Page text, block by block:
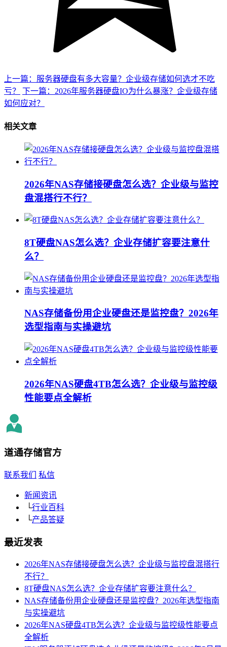
上一篇：服务器硬盘有多大容量？企业级存储如何选才不吃
亏？
下一篇：2026年服务器硬盘IO为什么暴涨？企业级存储
如何应对？
相关文章
2026年NAS存储接硬盘怎么选？企业级与监控
盘混搭行不行？
8T硬盘NAS怎么选？企业存储扩容要注意什
么？
NAS存储备份用企业硬盘还是监控盘？2026年
选型指南与实操避坑
2026年NAS硬盘4TB怎么选？企业级与监控级
性能要点全解析
道通存储官方
联系我们 私信
新闻资讯
└行业百科
└产品答疑
最近发表
2026年NAS存储接硬盘怎么选？企业级与监控盘混搭行
不行？
8T硬盘NAS怎么选？企业存储扩容要注意什么？
NAS存储备份用企业硬盘还是监控盘？2026年选型指南
与实操避坑
2026年NAS硬盘4TB怎么选？企业级与监控级性能要点
全解析